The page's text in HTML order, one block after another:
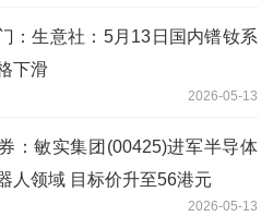
：生意社：5月13日国内镨钕系
下滑
2026-05-13
：敏实集团(00425)进军半导体
人领域 目标价升至56港元
2026-05-13